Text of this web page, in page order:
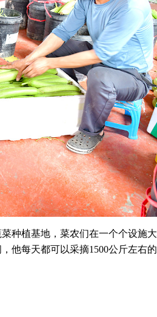
种植基地，菜农们在一个个设施
他每天都可以采摘1500公斤左右